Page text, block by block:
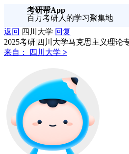
考研帮App
百万考研人的学习聚集地
返回 四川大学 回复
2025考研|四川大学马克思主义理论
来自：
四川大学 >